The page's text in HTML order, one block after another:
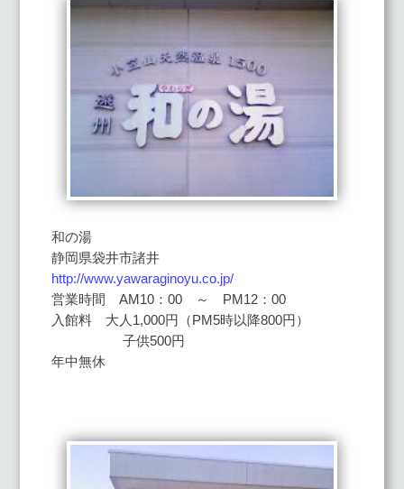
和の湯
静岡県袋井市諸井
http://www.yawaraginoyu.co.jp/
営業時間 AM10：00 ～ PM12：00
入館料 大人1,000円（PM5時以降800円）
子供500円
年中無休